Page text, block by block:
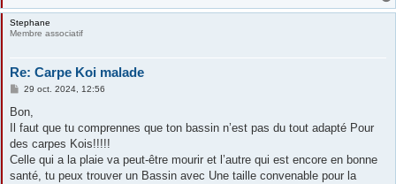
Stephane
Membre associatif
Re: Carpe Koi malade
M
s
a
g
29 oct. 2024, 12:56
Bon,
Il faut que tu comprennes que ton bassin n’est pas du tout adapté Pour
des carpes Kois!!!!!
Celle qui a la plaie va peut-être mourir et l’autre qui est encore en bonne
santé, tu peux trouver un Bassin avec Une taille convenable pour la